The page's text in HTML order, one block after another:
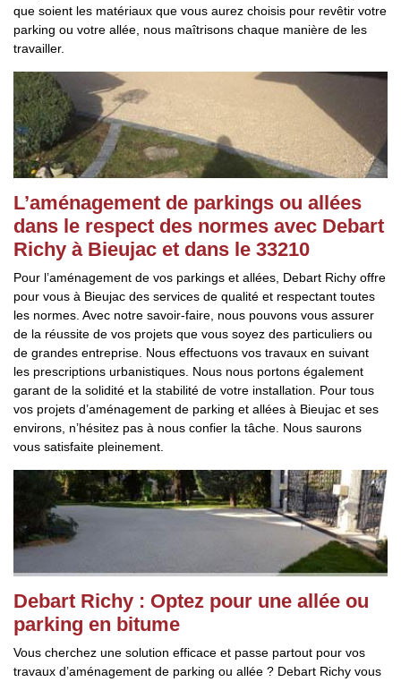
que soient les matériaux que vous aurez choisis pour revêtir votre
parking ou votre allée, nous maîtrisons chaque manière de les
travailler.
L’aménagement de parkings ou allées
dans le respect des normes avec Debart
Richy à Bieujac et dans le 33210
Pour l’aménagement de vos parkings et allées, Debart Richy offre
pour vous à Bieujac des services de qualité et respectant toutes
les normes. Avec notre savoir-faire, nous pouvons vous assurer
de la réussite de vos projets que vous soyez des particuliers ou
de grandes entreprise. Nous effectuons vos travaux en suivant
les prescriptions urbanistiques. Nous nous portons également
garant de la solidité et la stabilité de votre installation. Pour tous
vos projets d’aménagement de parking et allées à Bieujac et ses
environs, n’hésitez pas à nous confier la tâche. Nous saurons
vous satisfaite pleinement.
Debart Richy : Optez pour une allée ou
parking en bitume
Vous cherchez une solution efficace et passe partout pour vos
travaux d’aménagement de parking ou allée ? Debart Richy vous